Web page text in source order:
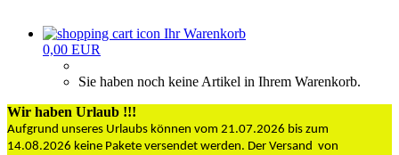
Ihr Warenkorb
0,00 EUR
Sie haben noch keine Artikel in Ihrem Warenkorb.
Wir haben Urlaub !!!
Aufgrund unseres Urlaubs können vom 21.07.2026 bis zum
14.08.2026 keine Pakete versendet werden. Der Versand von